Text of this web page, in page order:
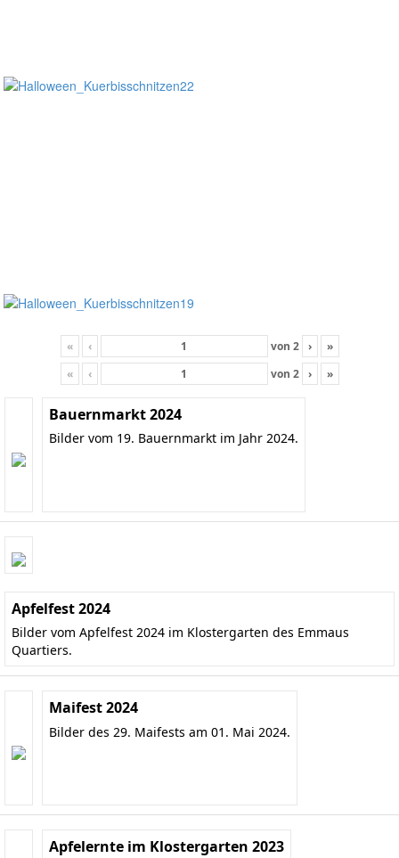
« ‹ von 2 ›
»
«
‹ von 2 › »
Bauernmarkt 2024
Bilder vom 19. Bauernmarkt im Jahr 2024.
Apfelfest 2024
Bilder vom Apfelfest 2024 im Klostergarten des Emmaus
Quartiers.
Maifest 2024
Bilder des 29. Maifests am 01. Mai 2024.
Apfelernte im Klostergarten 2023